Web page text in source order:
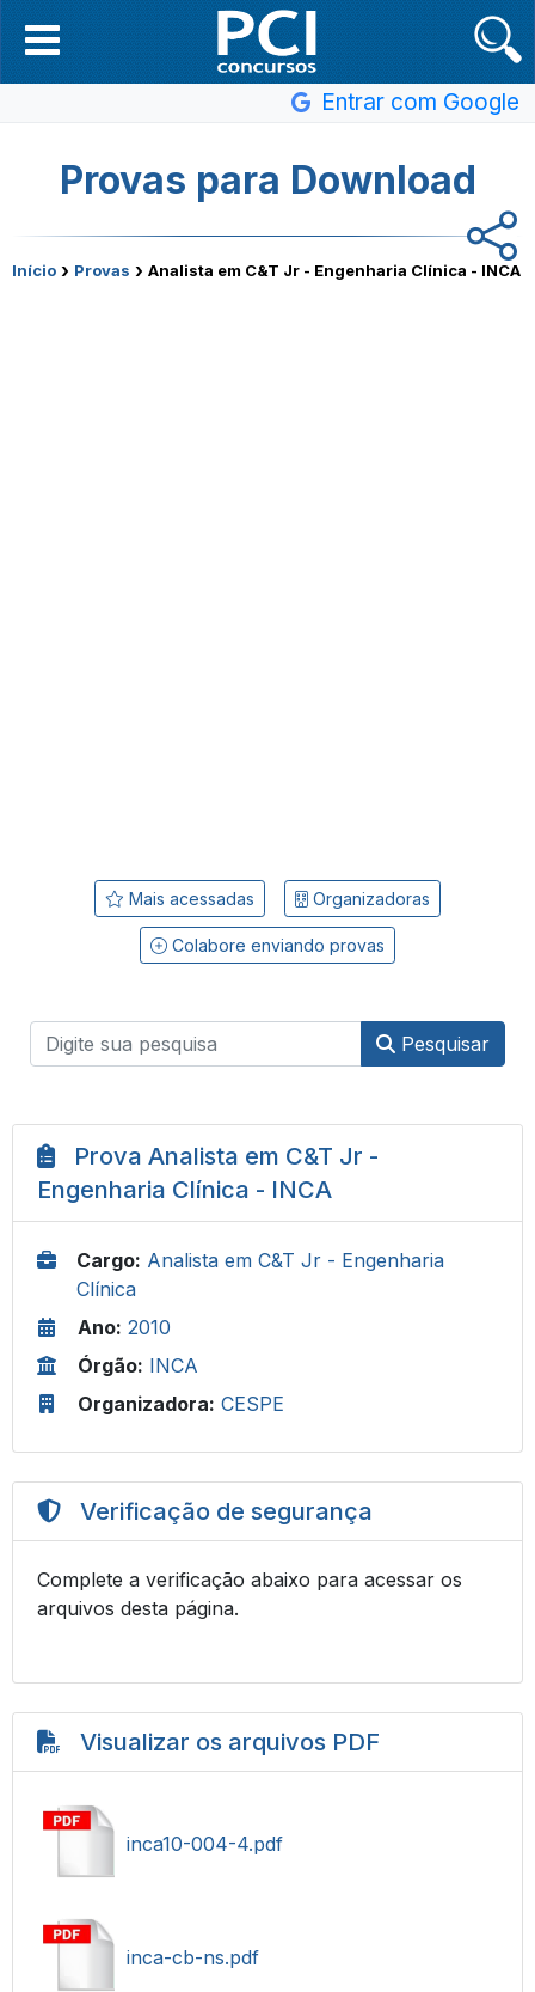
Entrar com Google
Provas para Download
Início › Provas › Analista em C&T Jr - Engenharia Clínica - INCA
Mais acessadas Organizadoras
Colabore enviando provas
Pesquisar
Prova Analista em C&T Jr -
Engenharia Clínica - INCA
Cargo: Analista em C&T Jr - Engenharia
Clínica
Ano: 2010
Órgão: INCA
Organizadora: CESPE
Verificação de segurança
Complete a verificação abaixo para acessar os
arquivos desta página.
Visualizar os arquivos PDF
inca10-004-4.pdf
inca-cb-ns.pdf